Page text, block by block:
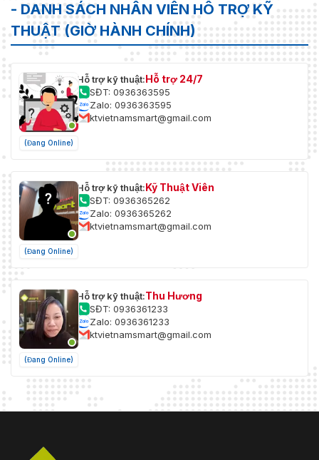
- DANH SÁCH NHÂN VIÊN HỖ TRỢ KỸ
THUẬT (GIỜ HÀNH CHÍNH)
(Đang Online)
Hỗ trợ kỹ thuật:Hỗ trợ 24/7
SĐT: 0936363595
Zalo: 0936363595
ktvietnamsmart@gmail.com
(Đang Online)
Hỗ trợ kỹ thuật:Kỹ Thuật Viên
SĐT: 0936365262
Zalo: 0936365262
ktvietnamsmart@gmail.com
(Đang Online)
Hỗ trợ kỹ thuật:Thu Hương
SĐT: 0936361233
Zalo: 0936361233
ktvietnamsmart@gmail.com